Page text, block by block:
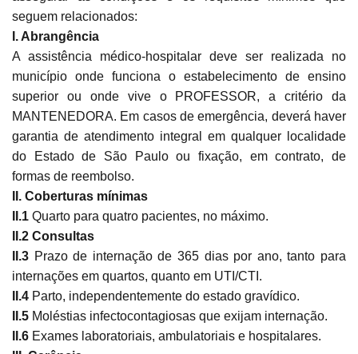
seguem relacionados:
I. Abrangência
A assistência médico-hospitalar deve ser realizada no
município onde funciona o estabelecimento de ensino
superior ou onde vive o PROFESSOR, a critério da
MANTENEDORA. Em casos de emergência, deverá haver
garantia de atendimento integral em qualquer localidade
do Estado de São Paulo ou fixação, em contrato, de
formas de reembolso.
II. Coberturas mínimas
II.1 Quarto para quatro pacientes, no máximo.
II.2 Consultas
II.3 Prazo de internação de 365 dias por ano, tanto para
internações em quartos, quanto em UTI/CTI.
II.4 Parto, independentemente do estado gravídico.
II.5 Moléstias infectocontagiosas que exijam internação.
II.6 Exames laboratoriais, ambulatoriais e hospitalares.